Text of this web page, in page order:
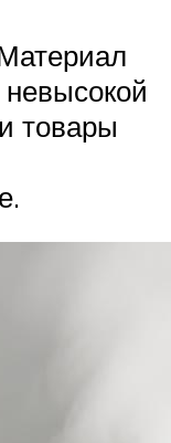
невысокой
товары